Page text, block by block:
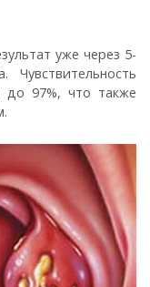
уже через 5-
до 97%, что также